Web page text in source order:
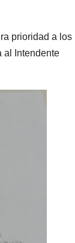
prioridad a los
al Intendente